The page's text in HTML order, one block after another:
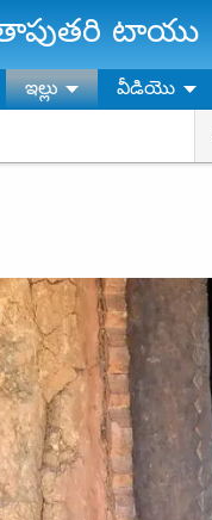
టాయు
ఇల్లు వీడియొ